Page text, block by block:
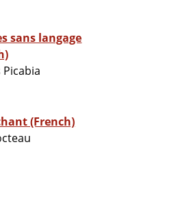
sans langage
Picabia
(French)